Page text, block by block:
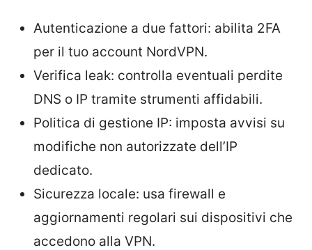
Autenticazione a due fattori: abilita 2FA
per il tuo account NordVPN.
Verifica leak: controlla eventuali perdite
DNS o IP tramite strumenti affidabili.
Politica di gestione IP: imposta avvisi su
modifiche non autorizzate dell’IP
dedicato.
Sicurezza locale: usa firewall e
aggiornamenti regolari sui dispositivi che
accedono alla VPN.